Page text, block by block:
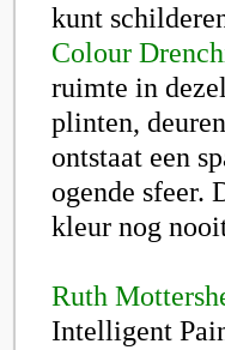
kunt
Colour
ruimte in
plinten,
ontstaat een
ogende sfeer.
kleur nog
Ruth
Intelligent